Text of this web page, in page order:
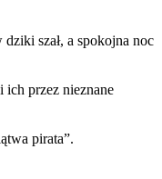
szał, a spokojna noc
przez nieznane
pirata”.